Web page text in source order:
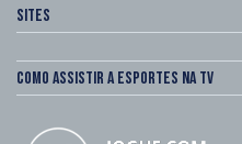
Sites
Como assistir a esportes na TV